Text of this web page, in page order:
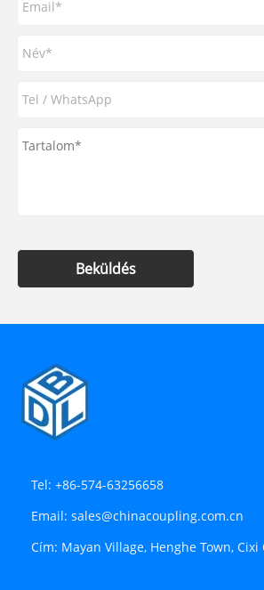
Beküldés
Tel: +86-574-63256658
Email: sales@chinacoupling.com.cn
Cím: Mayan Village, Henghe Town, Cixi